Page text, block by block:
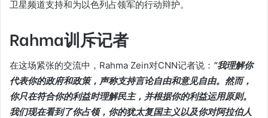
卫星频道支持和为以色列占领军的行动辩护。
Rahma训斥记者
在这场紧张的交流中，Rahma Zein对CNN记者说： “我理解你
代表你的政府和政策，声称支持言论自由和意见自由。然而，
你只在符合你的利益时理解民主，并根据你的利益运用原则。
我们现在看到了你占领，你的犹太复国主义以及你对阿拉伯人